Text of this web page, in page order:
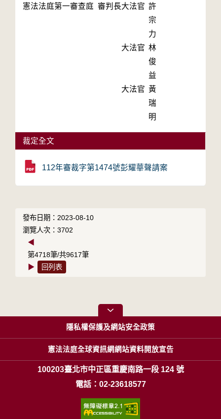
憲法法庭第一審查庭 審判長大法官 許
宗
力
大法官 林
俊
益
大法官 黃
瑞
明
裁定全文
112年審裁字第1474號彭耀華聲請案
發布日期：2023-08-10
瀏覽人次：3702
◀
第4718筆/共9617筆
▶
回列表
隱私權保護及網站安全政策
憲法法庭全球資訊網網站資料開放宣告
100203臺北市中正區重慶南路一段 124 號
電話：02-23618577